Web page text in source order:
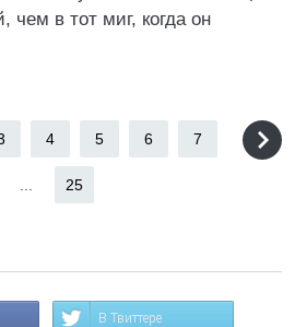
чем в тот миг, когда он
4 5 6 7
25
В Твиттере